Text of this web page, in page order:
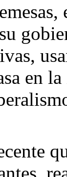
en